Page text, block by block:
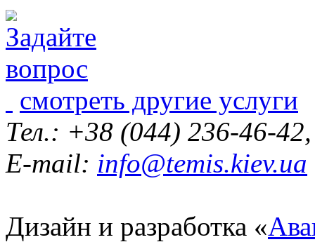
смотреть другие услуги
Тел.: +38 (044) 236-46-
E-mail: info@temis.kiev.ua
Дизайн и разработка «